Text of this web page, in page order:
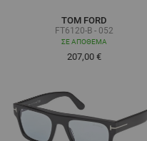
TOM FORD
FT6120-B - 052
ΣΕ ΑΠΌΘΕΜΑ
207,00 €